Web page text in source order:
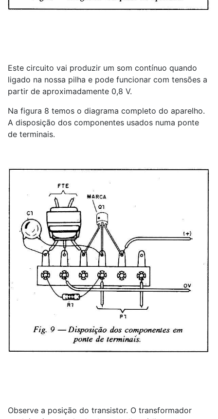
Este circuito vai produzir um som contínuo quando
ligado na nossa pilha e pode funcionar com tensões a
partir de aproximadamente 0,8 V.
Na figura 8 temos o diagrama completo do aparelho.
A disposição dos componentes usados numa ponte
de terminais.
Observe a posição do transistor. O transformador